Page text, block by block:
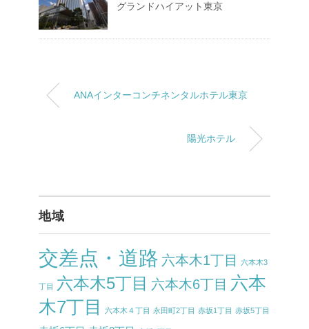
グランドハイアット東京
ANAインターコンチネンタルホテル東京
陽光ホテル
地域
交差点・道路 六本木1丁目 六本木3
丁目 六本木5丁目 六本木6丁目 六本
木7丁目
六本木４丁目 永田町2丁目 赤坂1丁目 赤坂5丁目